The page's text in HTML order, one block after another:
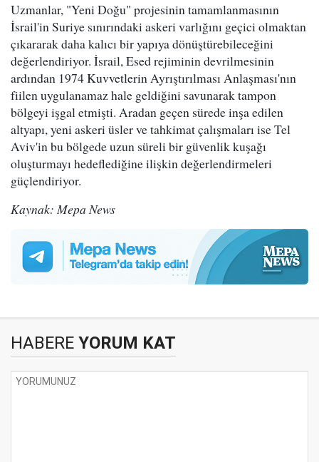
Uzmanlar, "Yeni Doğu" projesinin tamamlanmasının
İsrail'in Suriye sınırındaki askeri varlığını geçici olmaktan
çıkararak daha kalıcı bir yapıya dönüştürebileceğini
değerlendiriyor. İsrail, Esed rejiminin devrilmesinin
ardından 1974 Kuvvetlerin Ayrıştırılması Anlaşması'nın
fiilen uygulanamaz hale geldiğini savunarak tampon
bölgeyi işgal etmişti. Aradan geçen sürede inşa edilen
altyapı, yeni askeri üsler ve tahkimat çalışmaları ise Tel
Aviv'in bu bölgede uzun süreli bir güvenlik kuşağı
oluşturmayı hedeflediğine ilişkin değerlendirmeleri
güçlendiriyor.
Kaynak: Mepa News
HABERE YORUM KAT